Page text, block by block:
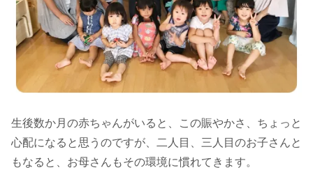
生後数か月の赤ちゃんがいると、この賑やかさ、ちょっと
心配になると思うのですが、二人目、三人目のお子さんと
もなると、お母さんもその環境に慣れてきます。